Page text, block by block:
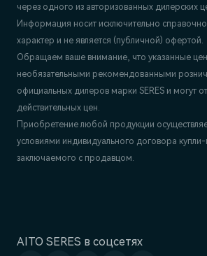
AITO SERES в соцсетях
через одного из авторизованных дилерских
Информация носит исключительно
характер и не является (публичной) офертой.
Обращаем ваше внимание, что указанные
необязательными рекомендованными
официальных дилеров марки SERES и могут
действительных цен.
Приобретение любой продукции
условиями индивидуального договора
заключаемого с продавцом.